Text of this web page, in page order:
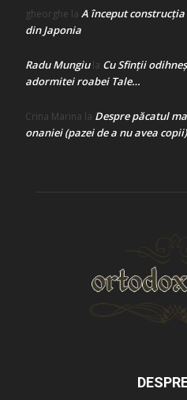
gheorghe la A început
din Japonia
Radu Mungiula Cu Sfinții
adormitei roabei Tale…
Crina Marina la Despre păcatul
onaniei (pazei de a nu avea copii)